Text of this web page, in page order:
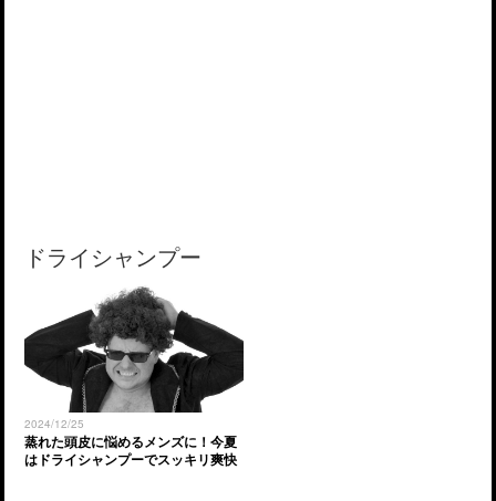
ドライシャンプー
2024/12/25
蒸れた頭皮に悩めるメンズに！今夏
はドライシャンプーでスッキリ爽快